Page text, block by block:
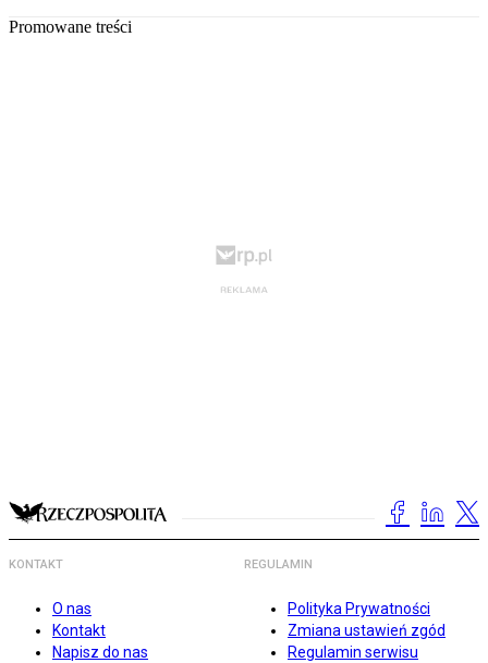
Promowane treści
KONTAKT
O nas
Kontakt
Napisz do nas
REGULAMIN
Polityka Prywatności
Zmiana ustawień zgód
Regulamin serwisu